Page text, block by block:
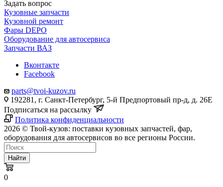
Задать вопрос
Кузовные запчасти
Кузовной ремонт
Фары DEPO
Оборудование для автосервиса
Запчасти ВАЗ
Вконтакте
Facebook
parts@tvoi-kuzov.ru
192281, г. Санкт-Петербург, 5-й Предпортовый пр-д, д. 26Е
Подписаться на рассылку
Политика конфиденциальности
2026 © Твой-кузов: поставки кузовных запчастей, фар,
оборудования для автосервисов во все регионы России.
Найти
0